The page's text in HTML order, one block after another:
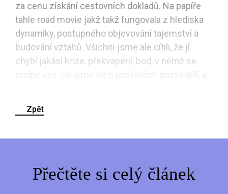
za cenu získání cestovních dokladů. Na papíře
tahle road movie jakž takž fungovala z hlediska
dynamiky, postupného objevování tajemství a
budování vztahů. Všichni jsme ale cítili, že jí
chybí jakási krize, překvapení, bod, v němž se
Zpět
Přečtěte si celý článek